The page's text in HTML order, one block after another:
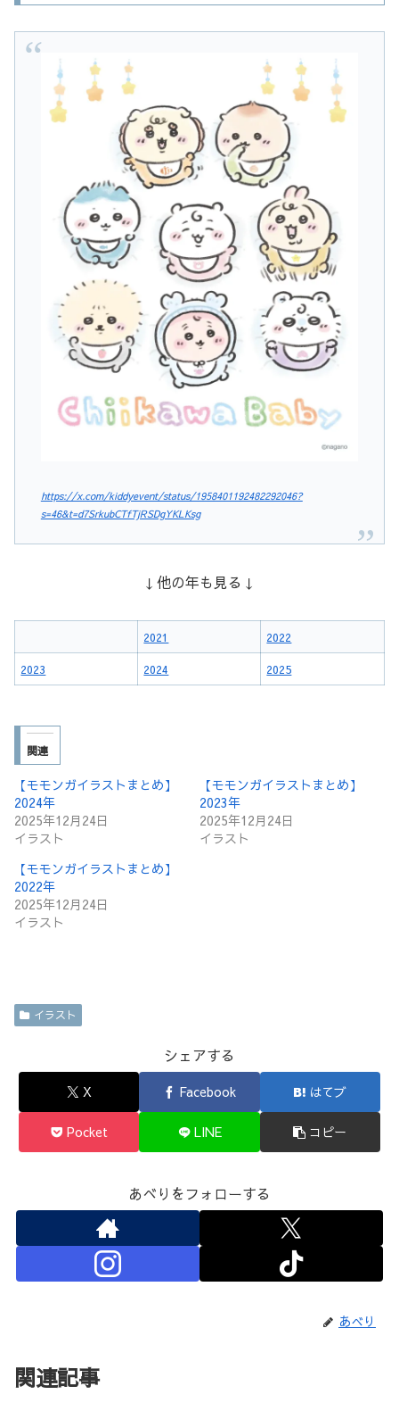
https://x.com/kiddyevent/status/1958401192482292046?
s=46&t=d7SrkubCTfTjRSDgYKLKsg
↓他の年も見る↓
2021 2022
2023 2024 2025
関連
【モモンガイラストまとめ】
2024年
2025年12月24日
イラスト
【モモンガイラストまとめ】
2023年
2025年12月24日
イラスト
【モモンガイラストまとめ】
2022年
2025年12月24日
イラスト
イラスト
シェアする
X Facebook はてブ
Pocket LINE コピー
あべりをフォローする
あべり
関連記事